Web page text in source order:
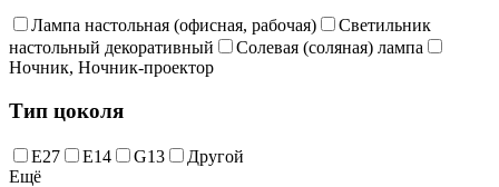
Лампа настольная (офисная, рабочая)
Светильник
настольный декоративный
Солевая (соляная) лампа
Ночник, Ночник-проектор
Тип цоколя
E27 E14 G13
Другой
Ещё